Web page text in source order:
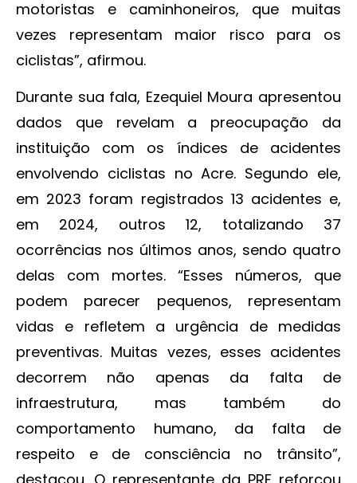
motoristas e caminhoneiros, que muitas
vezes representam maior risco para os
ciclistas”, afirmou.
Durante sua fala, Ezequiel Moura apresentou
dados que revelam a preocupação da
instituição com os índices de acidentes
envolvendo ciclistas no Acre. Segundo ele,
em 2023 foram registrados 13 acidentes e,
em 2024, outros 12, totalizando 37
ocorrências nos últimos anos, sendo quatro
delas com mortes. “Esses números, que
podem parecer pequenos, representam
vidas e refletem a urgência de medidas
preventivas. Muitas vezes, esses acidentes
decorrem não apenas da falta de
infraestrutura, mas também do
comportamento humano, da falta de
respeito e de consciência no trânsito”,